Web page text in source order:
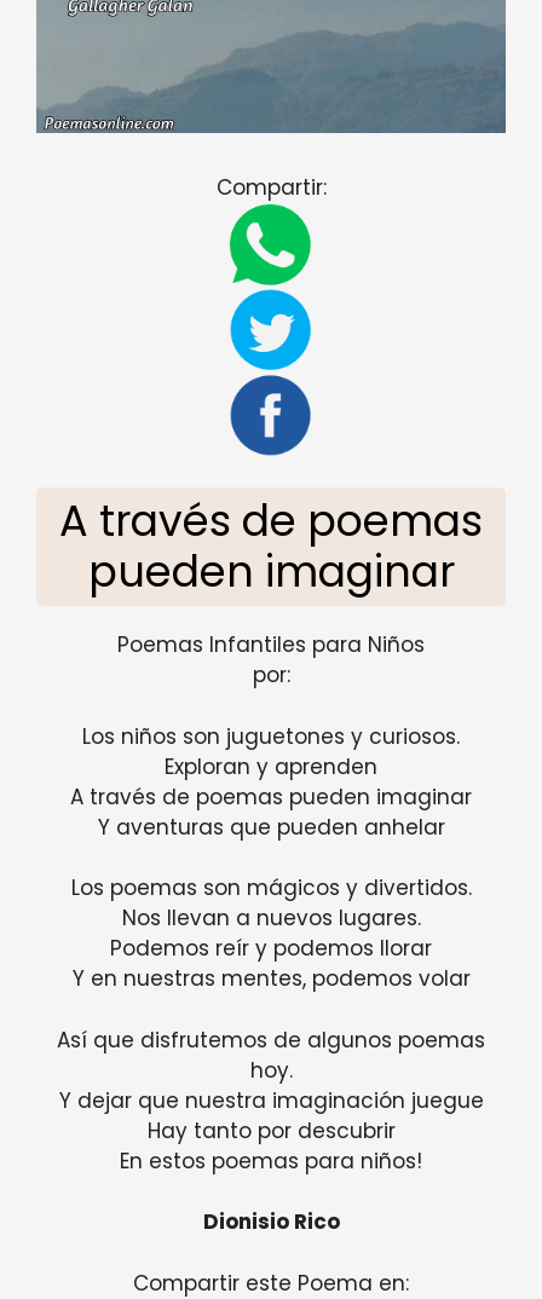
Compartir:
A través de poemas
pueden imaginar
Poemas Infantiles para Niños
por:
Los niños son juguetones y curiosos.
Exploran y aprenden
A través de poemas pueden imaginar
Y aventuras que pueden anhelar
Los poemas son mágicos y divertidos.
Nos llevan a nuevos lugares.
Podemos reír y podemos llorar
Y en nuestras mentes, podemos volar
Así que disfrutemos de algunos poemas
hoy.
Y dejar que nuestra imaginación juegue
Hay tanto por descubrir
En estos poemas para niños!
Dionisio Rico
Compartir este Poema en: